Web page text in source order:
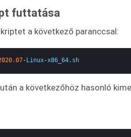
futtatása
a következő paranccsal:
- Linux-x86_64. sh
a következőhöz hasonló